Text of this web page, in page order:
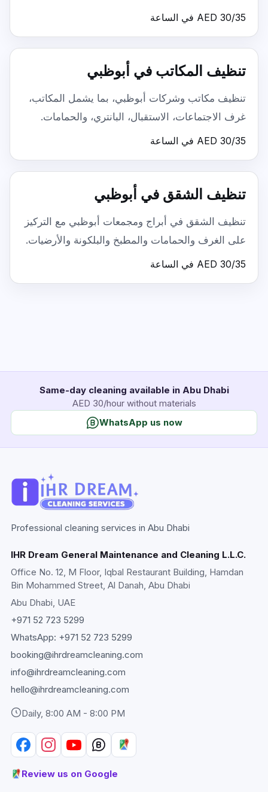
AED 30/35 في الساعة
تنظيف المكاتب في أبوظبي
تنظيف مكاتب وشركات أبوظبي، بما يشمل المكاتب،
غرف الاجتماعات، الاستقبال، البانتري، والحمامات.
AED 30/35 في الساعة
تنظيف الشقق في أبوظبي
تنظيف الشقق في أبراج ومجمعات أبوظبي مع التركيز
على الغرف والحمامات والمطبخ والبلكونة والأرضيات.
AED 30/35 في الساعة
Same-day cleaning available in Abu Dhabi
AED 30/hour without materials
WhatsApp us now
Professional cleaning services in Abu Dhabi
IHR Dream General Maintenance and Cleaning L.L.C.
Office No. 12, M Floor, Iqbal Restaurant Building, Hamdan
Bin Mohammed Street, Al Danah, Abu Dhabi
Abu Dhabi, UAE
+971 52 723 5299
WhatsApp: +971 52 723 5299
booking@ihrdreamcleaning.com
info@ihrdreamcleaning.com
hello@ihrdreamcleaning.com
Daily, 8:00 AM - 8:00 PM
Review us on Google